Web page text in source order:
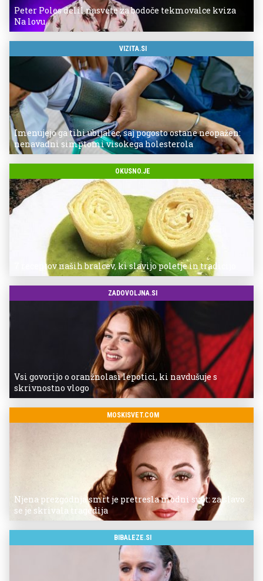
Peter Poles delil nasvete za bodoče tekmovalce kviza
Na lovu
VIZITA.SI
Imenujejo ga tihi ubijalec, saj pogosto ostane neopažen:
nenavadni simptomi visokega holesterola
OKUSNO.JE
7 receptov naših bralcev, ki slavijo poletje in tradicijo
ZADOVOLJNA.SI
Vsi govorijo o oranžnolasi lepotici, ki navdušuje s
skrivnostno vlogo
MOSKISVET.COM
Njena prezgodnja smrt je pretresla modni svet: za slavo
se je skrivala tragedija
BIBALEZE.SI